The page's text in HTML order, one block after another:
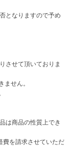
となりますので予め
させて頂いておりま
せん。
は商品の性質上でき
費を請求させていただ